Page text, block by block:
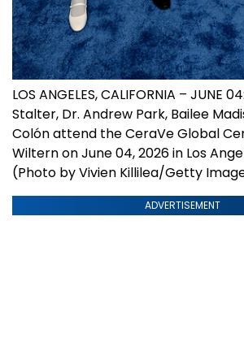
LOS ANGELES, CALIFORNIA – JUNE
Stalter, Dr. Andrew Park, Bailee
Colón attend the CeraVe Global
Wiltern on June 04, 2026 in Los
(Photo by Vivien Killilea/Getty
ADVERTISEMENT